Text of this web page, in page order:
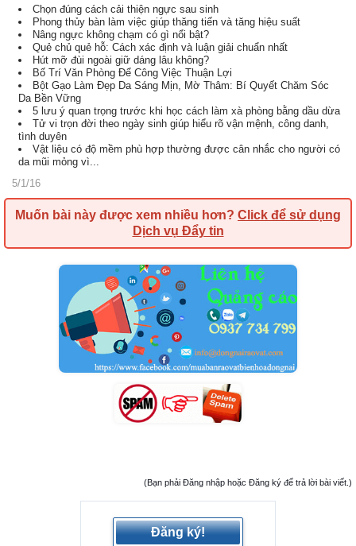
Chọn đúng cách cải thiện ngực sau sinh
Phong thủy bàn làm việc giúp thăng tiến và tăng hiệu suất
Nâng ngực không chạm có gì nổi bật?
Quẻ chủ quẻ hỗ: Cách xác định và luận giải chuẩn nhất
Hút mỡ đùi ngoài giữ dáng lâu không?
Bố Trí Văn Phòng Để Công Việc Thuận Lợi
Bột Gạo Làm Đẹp Da Sáng Mịn, Mờ Thâm: Bí Quyết Chăm Sóc
Da Bền Vững
5 lưu ý quan trọng trước khi học cách làm xà phòng bằng dầu dừa
Tử vi trọn đời theo ngày sinh giúp hiểu rõ vận mệnh, công danh,
tình duyên
Vật liệu có độ mềm phù hợp thường được cân nhắc cho người có
da mũi mỏng vì...
5/1/16
Muốn bài này được xem nhiều hơn? Click để sử dụng
Dịch vụ Đẩy tin
(Bạn phải Đăng nhập hoặc Đăng ký để trả lời bài viết.)
Đăng ký!